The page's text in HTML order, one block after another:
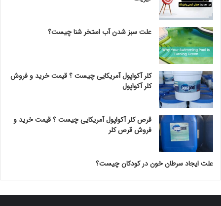
علت سبز شدن آب استخر شنا چیست؟
کلر آکواپول آمریکایی چیست ؟ قیمت خرید و فروش
کلر آکواپول
قرص کلر آکواپول آمریکایی چیست ؟ قیمت خرید و
فروش قرص کلر
علت ایجاد سرطان خون در کودکان چیست؟